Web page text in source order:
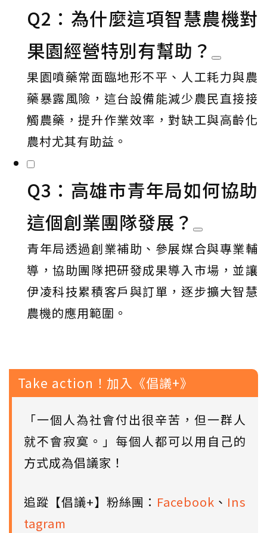
Q2：為什麼這項智慧農機對
果園經營特別有幫助？
果園噴藥常面臨地形不平、人工耗力與農
藥暴露風險，這台設備能減少農民直接接
觸農藥，提升作業效率，對缺工與高齡化
農村尤其有助益。
Q3：高雄市青年局如何協助
這個創業團隊發展？
青年局透過創業補助、參展媒合與專業輔
導，協助團隊把研發成果導入市場，並讓
伊凌科技累積客戶與訂單，逐步擴大智慧
農機的應用範圍。
Take action！加入《倡議+》
「一個人為社會付出很辛苦，但一群人
就不會寂寞。」每個人都可以用自己的
方式成為倡議家！
追蹤【倡議+】粉絲團： Facebook 、 Ins
tagram